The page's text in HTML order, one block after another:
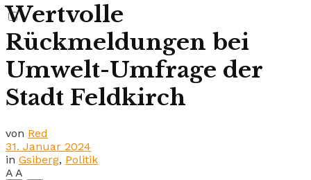
Wertvolle
Rückmeldungen bei
Umwelt-Umfrage der
Stadt Feldkirch
von Red
31. Januar 2024
in Gsiberg, Politik
A A